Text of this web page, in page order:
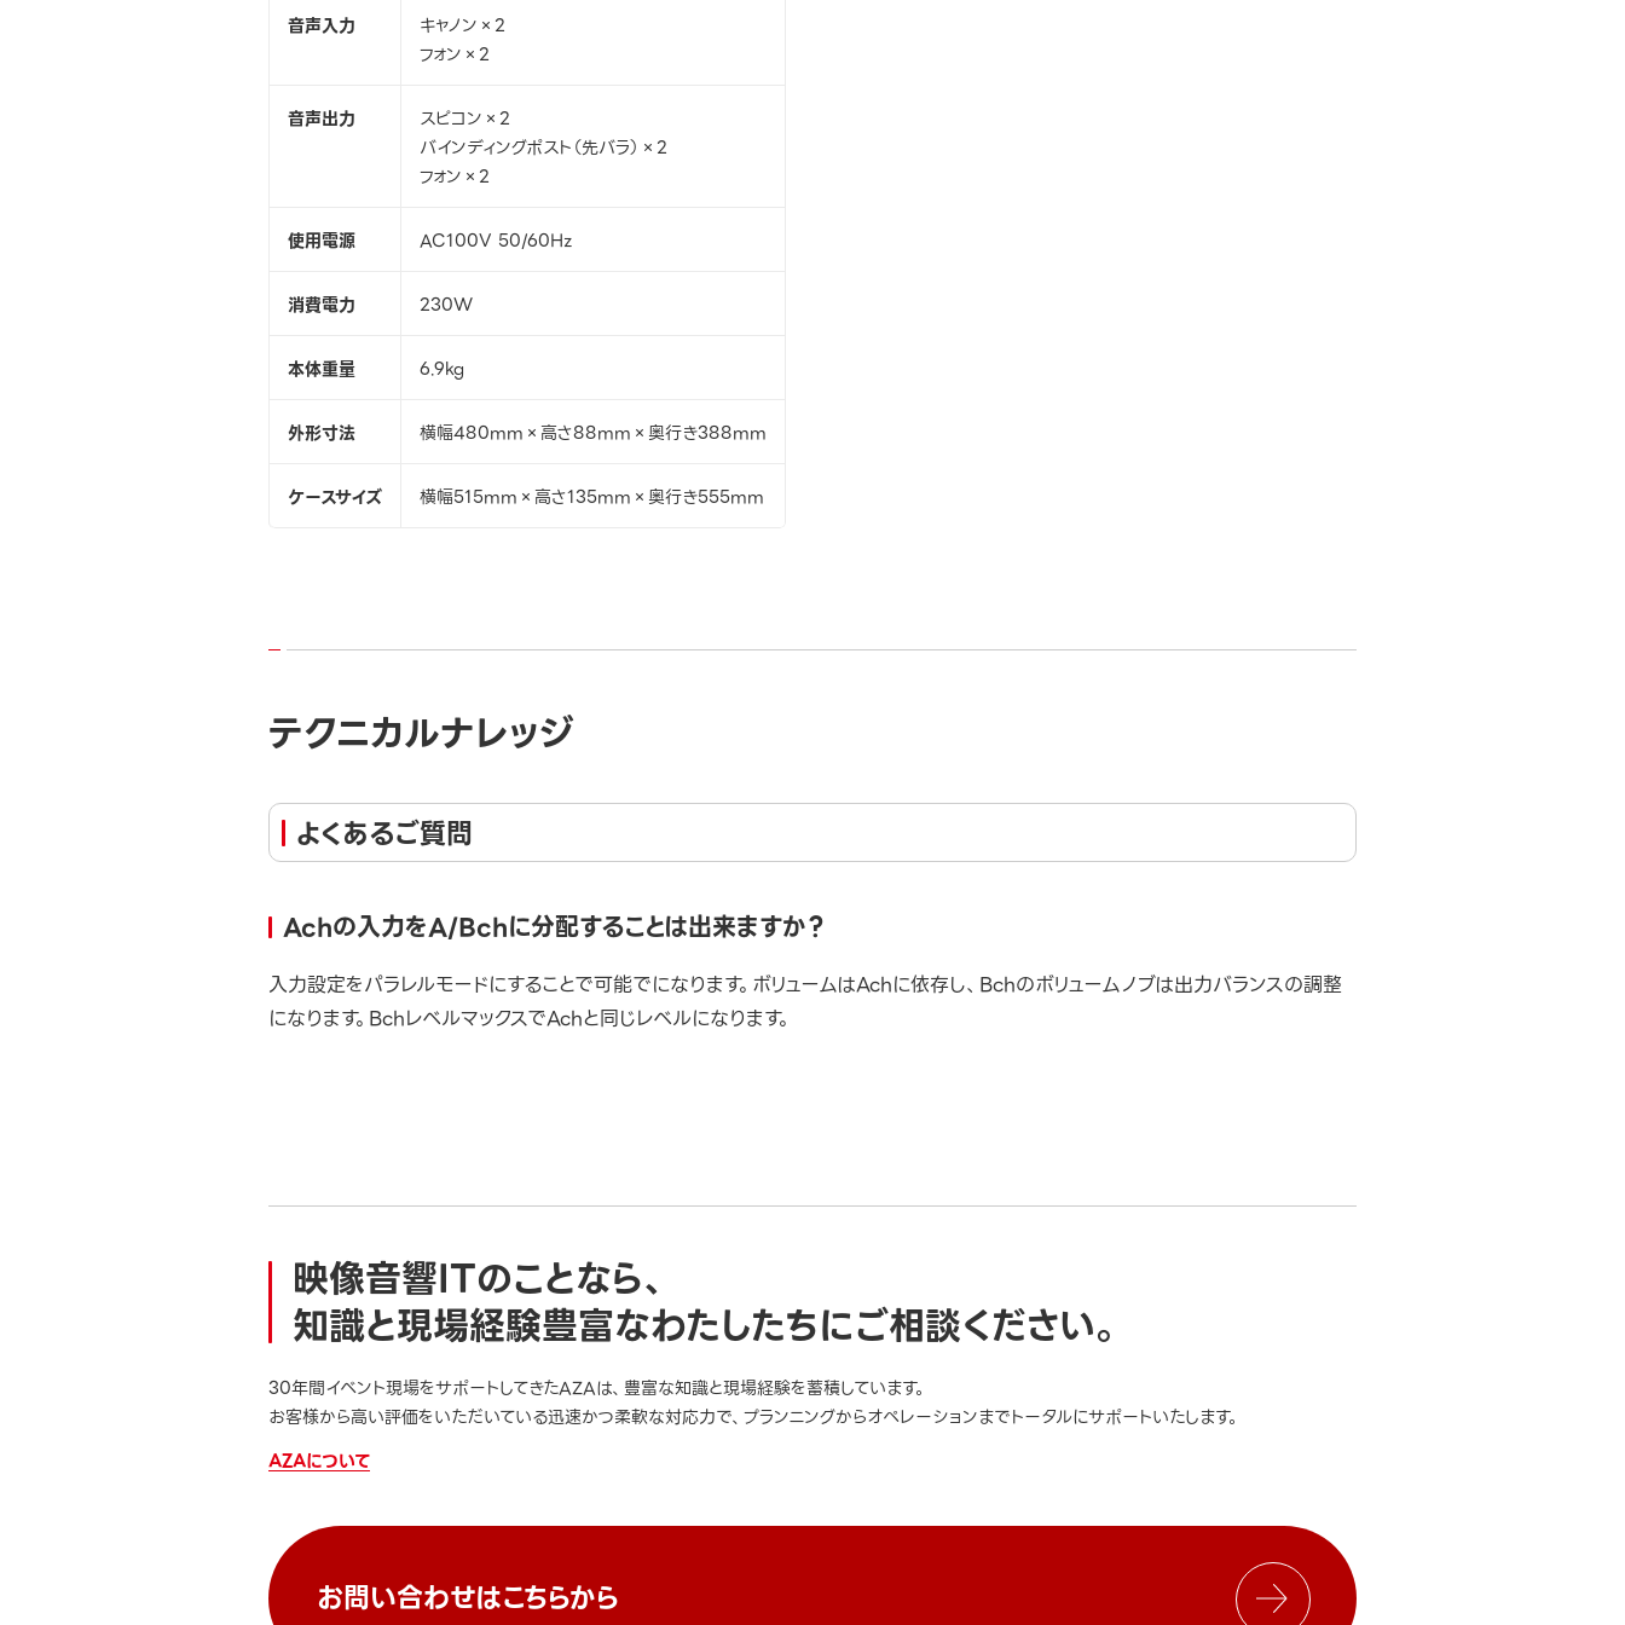
音声入力
キャノン×2
フォン×2
音声出力
スピコン×2
バインディングポスト（先バラ）×2
フォン×2
使用電源 AC100V 50/60Hz
消費電力 230W
本体重量 6.9kg
外形寸法 横幅480mm×高さ88mm×奥行き388mm
ケースサイズ 横幅515mm×高さ135mm×奥行き555mm
テクニカルナレッジ
よくあるご質問
Achの入力をA/Bchに分配することは出来ますか？
入力設定をパラレルモードにすることで可能でになります。ボリュームはAchに依存し、Bchのボリュームノブは出力バランスの調整
になります。BchレベルマックスでAchと同じレベルになります。
映像音響ITのことなら、
知識と現場経験豊富なわたしたちにご相談ください。
30年間イベント現場をサポートしてきたAZAは、豊富な知識と現場経験を蓄積しています。
お客様から高い評価をいただいている迅速かつ柔軟な対応力で、プランニングからオペレーションまでトータルにサポートいたします。
AZAについて
お問い合わせはこちらから